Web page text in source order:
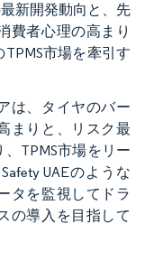
新開発動向と、先
費者心理の高まり
市場を牽引す
は、タイヤのバー
まりと、リスク最
TPMS市場をリー
UAEのような
タを監視してドラ
の導入を目指して